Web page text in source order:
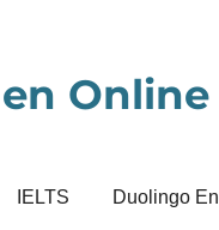
IELTS Duolingo